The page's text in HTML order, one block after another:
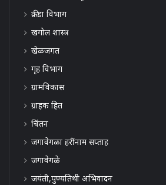
क्रीडा विभाग
खगोल शास्त्र
खेळजगत
गृह विभाग
ग्रामविकास
ग्राहक हित
चिंतन
जगावेगळा हरींनाम सप्ताह
जगावेगळे
जयंती,पुण्यतिथी अभिवादन